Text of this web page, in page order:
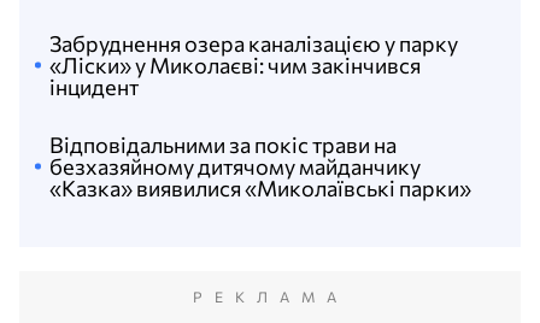
Відповідальними за покіс трави на
безхазяйному дитячому майданчику
«Казка» виявилися «Миколаївські парки»
Забруднення озера каналізацією у парку
«Ліски» у Миколаєві: чим закінчився
інцидент
РЕКЛАМА